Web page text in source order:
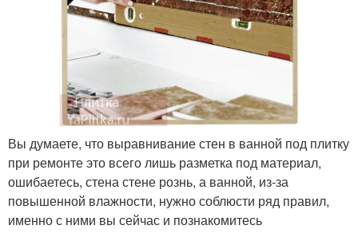
Вы думаете, что выравнивание стен в ванной под плитку
при ремонте это всего лишь разметка под материал,
ошибаетесь, стена стене рознь, а ванной, из-за
повышенной влажности, нужно соблюсти ряд правил,
именно с ними вы сейчас и познакомитесь